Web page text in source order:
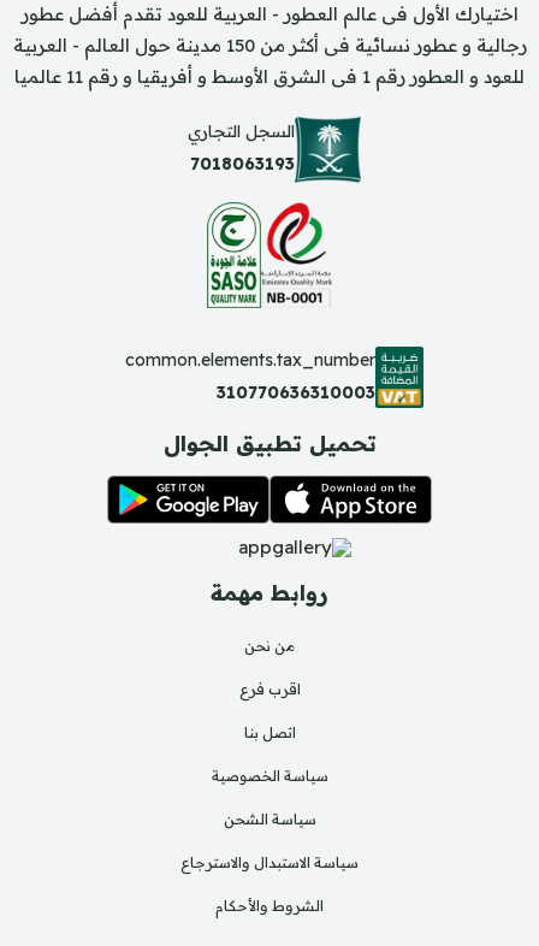
روابط مهمة
من نحن
اقرب فرع
اتصل بنا
سياسة الخصوصية
سياسة الشحن
سياسة الاستبدال والاسترجاع
الشروط والأحكام
اختيارك الأول فى عالم العطور - العربية للعود تقدم أفضل عطور
رجالية و عطور نسائية فى أكثر من 150 مدينة حول العالم - العربية
للعود و العطور رقم 1 فى الشرق الأوسط و أفريقيا و رقم 11 عالميا
السجل التجاري
7018063193
common.elements.tax_number
310770636310003
تحميل تطبيق الجوال